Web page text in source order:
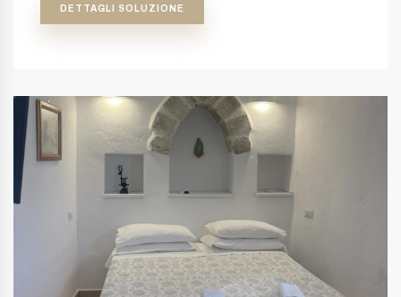
DETTAGLI SOLUZIONE